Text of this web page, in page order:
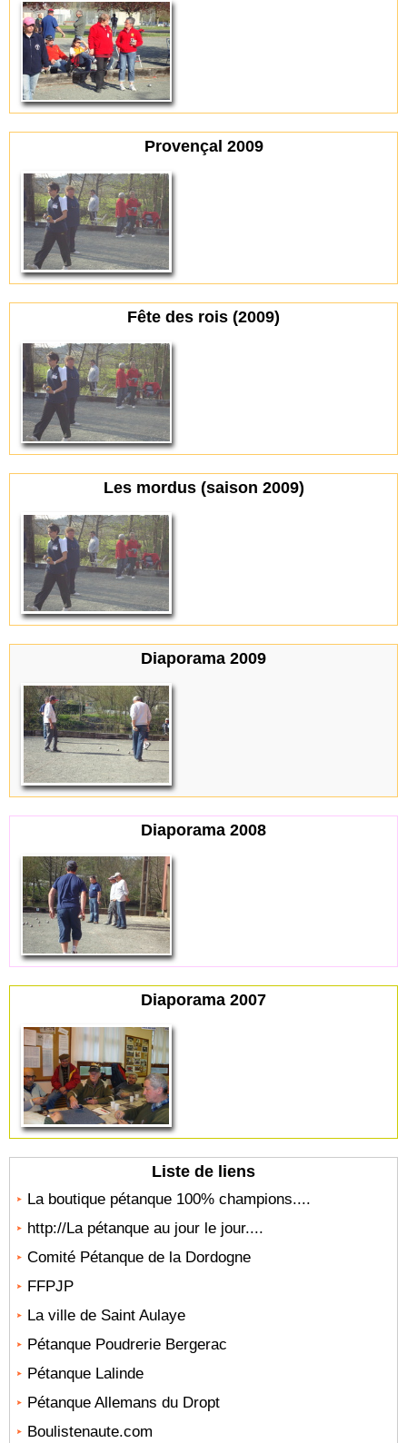
Provençal 2009
Fête des rois (2009)
Les mordus (saison 2009)
Diaporama 2009
Diaporama 2008
Diaporama 2007
Liste de liens
La boutique pétanque 100% champions....
http://La pétanque au jour le jour....
Comité Pétanque de la Dordogne
FFPJP
La ville de Saint Aulaye
Pétanque Poudrerie Bergerac
Pétanque Lalinde
Pétanque Allemans du Dropt
Boulistenaute.com